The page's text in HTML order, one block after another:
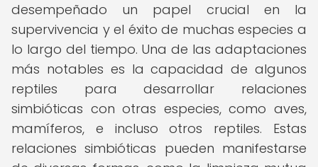
desempeñado un papel crucial en la
supervivencia y el éxito de muchas especies a
lo largo del tiempo. Una de las adaptaciones
más notables es la capacidad de algunos
reptiles para desarrollar relaciones
simbióticas con otras especies, como aves,
mamíferos, e incluso otros reptiles. Estas
relaciones simbióticas pueden manifestarse